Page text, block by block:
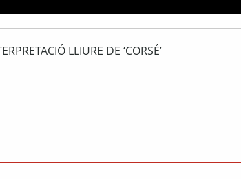
LLIURE DE ‘CORSÉ’